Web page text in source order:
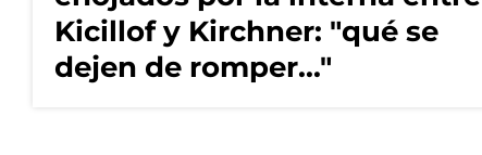
Kicillof y Kirchner: "qué se
dejen de romper..."